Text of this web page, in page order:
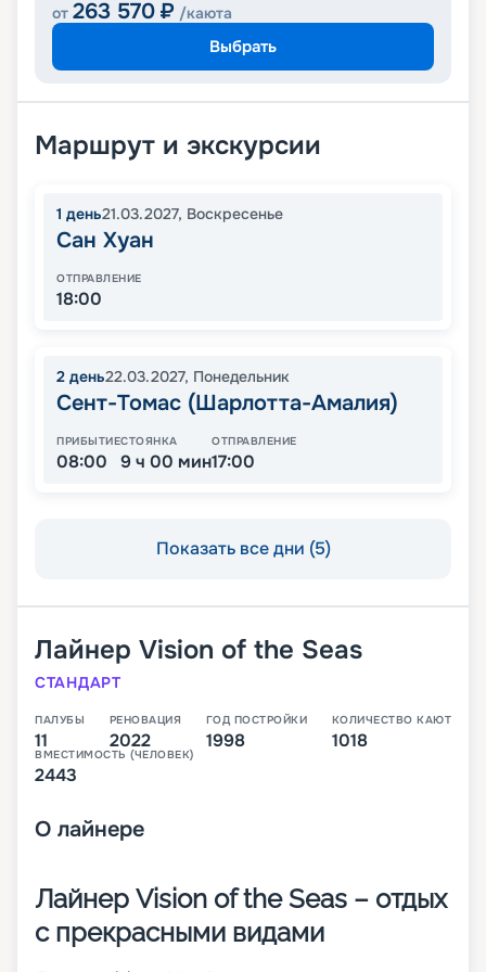
от 263 570 ₽ /каюта
Выбрать
Маршрут и экскурсии
1 день21.03.2027, Воскресенье
Сан Хуан
ОТПРАВЛЕНИЕ
18:00
2 день22.03.2027, Понедельник
Сент-Томас (Шарлотта-Амалия)
ПРИБЫТИЕ
08:00
СТОЯНКА
9 ч 00 мин
ОТПРАВЛЕНИЕ
17:00
Показать все дни (5)
Лайнер Vision of the Seas
СТАНДАРТ
ПАЛУБЫ
11
РЕНОВАЦИЯ
2022
ГОД ПОСТРОЙКИ
1998
КОЛИЧЕСТВО КАЮТ
1018
ВМЕСТИМОСТЬ (ЧЕЛОВЕК)
2443
О лайнере
Лайнер Vision of the Seas – отдых
с прекрасными видами